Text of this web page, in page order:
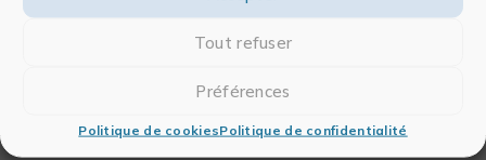
Tout refuser
Préférences
Politique de cookiesPolitique de confidentialité